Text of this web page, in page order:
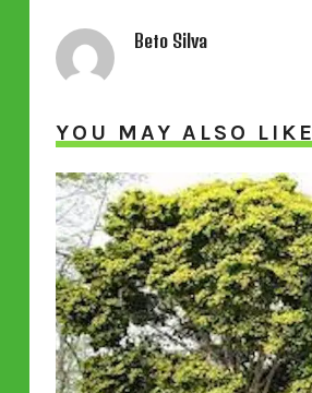
Beto Silva
YOU MAY ALSO LIKE